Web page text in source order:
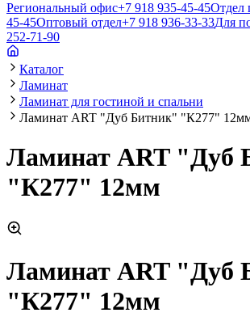
Региональный офис+7 918 935-45-45Отдел
45-45Оптовый отдел+7 918 936-33-33Для
252-71-90
Каталог
Ламинат
Ламинат для гостиной и спальни
Ламинат ART "Дуб Битник" "К277"
Ламинат ART "Дуб
"К277" 12мм
Ламинат ART "Дуб
"К277" 12мм